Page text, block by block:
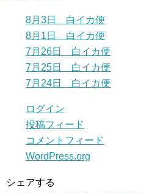
8月3日 白イカ便
8月1日 白イカ便
7月26日 白イカ便
7月25日 白イカ便
7月24日 白イカ便
ログイン
投稿フィード
コメントフィード
WordPress.org
シェアする